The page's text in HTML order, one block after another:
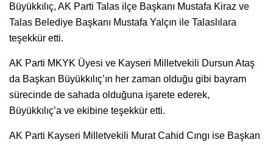
Büyükkılıç, AK Parti Talas ilçe Başkanı Mustafa Kiraz ve
Talas Belediye Başkanı Mustafa Yalçın ile Talaslılara
teşekkür etti.
AK Parti MKYK Üyesi ve Kayseri Milletvekili Dursun Ataş
da Başkan Büyükkılıç’ın her zaman olduğu gibi bayram
sürecinde de sahada olduğuna işarete ederek,
Büyükkılıç’a ve ekibine teşekkür etti.
AK Parti Kayseri Milletvekili Murat Cahid Cıngı ise Başkan